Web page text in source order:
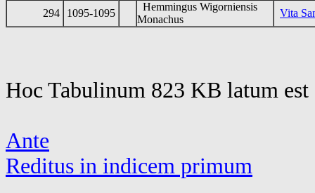
294 1095-1095
Hemmingus Wigorniensis
Monachus
Vita
Hoc Tabulinum 823 KB latum
Ante
Reditus in indicem primum